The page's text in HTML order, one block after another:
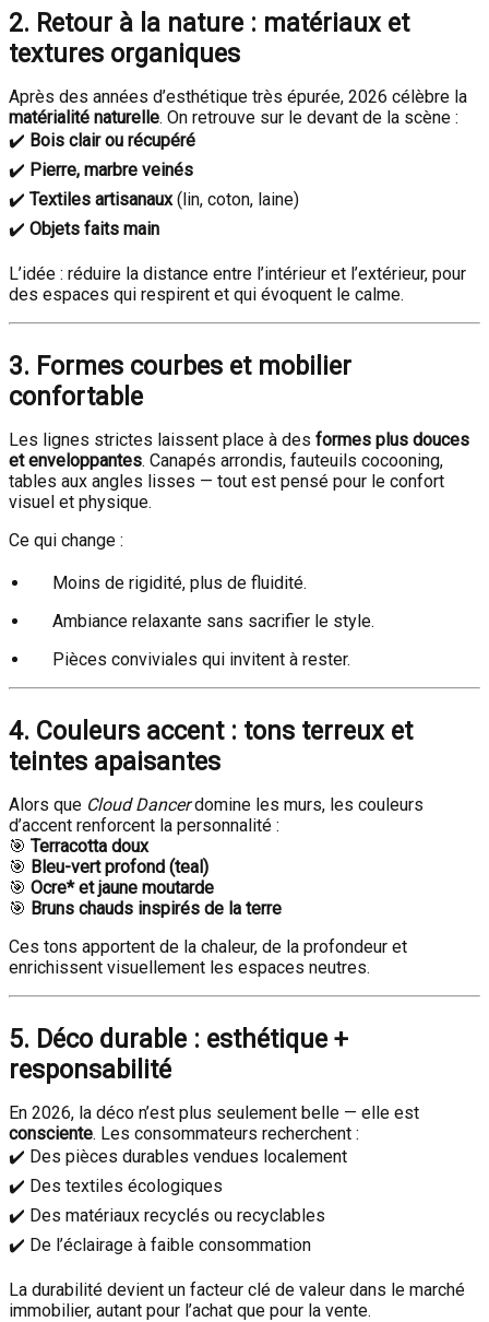
2. Retour à la nature : matériaux et
textures organiques
Après des années d’esthétique très épurée, 2026 célèbre la
matérialité naturelle. On retrouve sur le devant de la scène :
✔️ Bois clair ou récupéré
✔️ Pierre, marbre veinés
✔️ Textiles artisanaux(lin, coton, laine)
✔️ Objets faits main
L’idée : réduire la distance entre l’intérieur et l’extérieur, pour
des espaces qui respirent et qui évoquent le calme.
3. Formes courbes et mobilier
confortable
Les lignes strictes laissent place à des formes plus douces
et enveloppantes. Canapés arrondis, fauteuils cocooning,
tables aux angles lisses — tout est pensé pour le confort
visuel et physique.
Ce qui change :
Moins de rigidité, plus de fluidité.
Ambiance relaxante sans sacrifier le style.
Pièces conviviales qui invitent à rester.
4. Couleurs accent : tons terreux et
teintes apaisantes
Alors que Cloud Dancerdomine les murs, les couleurs
d’accent renforcent la personnalité :
🎯 Terracotta doux
🎯 Bleu-vert profond (teal)
🎯 Ocre* et jaune moutarde
🎯 Bruns chauds inspirés de la terre
Ces tons apportent de la chaleur, de la profondeur et
enrichissent visuellement les espaces neutres.
5. Déco durable : esthétique +
responsabilité
En 2026, la déco n’est plus seulement belle — elle est
consciente. Les consommateurs recherchent :
✔️ Des pièces durables vendues localement
✔️ Des textiles écologiques
✔️ Des matériaux recyclés ou recyclables
✔️ De l’éclairage à faible consommation
La durabilité devient un facteur clé de valeur dans le marché
immobilier, autant pour l’achat que pour la vente.